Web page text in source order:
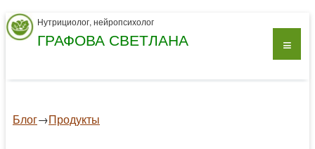
Нутрициолог, нейропсихолог
ГРАФОВА СВЕТЛАНА
Блог→Продукты